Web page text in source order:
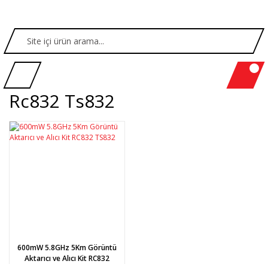
Rc832 Ts832
600mW 5.8GHz 5Km Görüntü
Aktarıcı ve Alıcı Kit RC832